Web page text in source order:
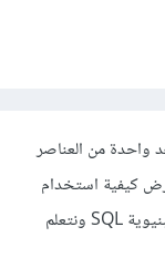
واحدة من العناصر
كيفية استخدام
العبارات الشرطية بشكل فعّال في لغة الاستعلام البنيوية SQL ونتعلم